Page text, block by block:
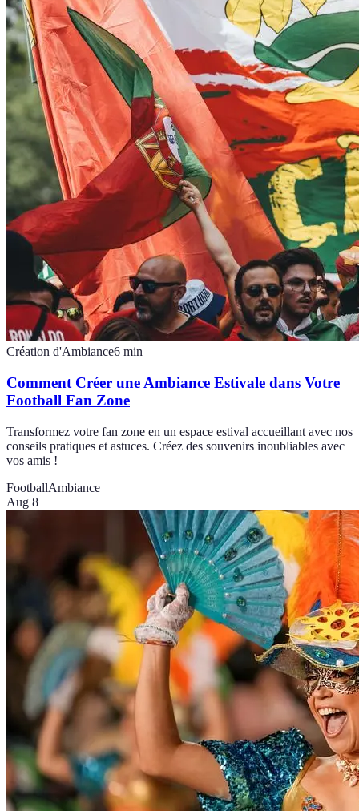
Création d'Ambiance6 min
Comment Créer une Ambiance Estivale dans Votre
Football Fan Zone
Transformez votre fan zone en un espace estival accueillant avec nos
conseils pratiques et astuces. Créez des souvenirs inoubliables avec
vos amis !
FootballAmbiance
Aug 8